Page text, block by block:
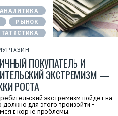
АНАЛИТИКА
РЫНОК
ПОКУПАТЕЛЬ И
ЭКСТРЕМИЗМ —
РОСТА
экстремизм пойдет на
должно для этого произойти -
в корне проблемы.